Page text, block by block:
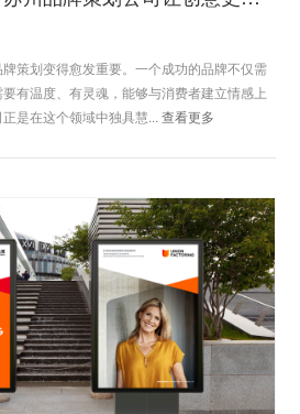
策划变得愈发重要。一个成功的品牌不仅需
有温度、有灵魂，能够与消费者建立情感上
是在这个领域中独具慧...查看更多